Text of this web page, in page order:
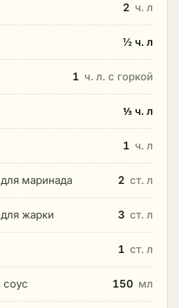
2 ч. л
½ ч. л
1 ч. л. с горкой
⅓ ч. л
1 ч. л
маринада 2 ст. л
жарки 3 ст. л
1 ст. л
соус 150 мл